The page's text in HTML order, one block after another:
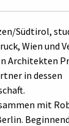
Südtirol,
Wien und
Architekten
in dessen
mit